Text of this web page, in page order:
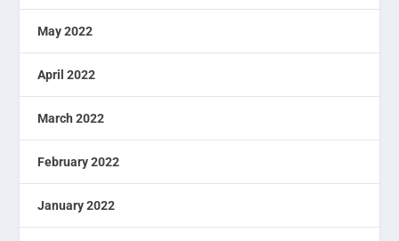
May 2022
April 2022
March 2022
February 2022
January 2022